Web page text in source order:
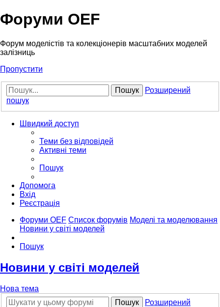
Форуми OEF
Форум моделістів та колекціонерів масштабних моделей
залізниць
Пропустити
Пошук
Розширений
пошук
Швидкий доступ
Теми без відповідей
Активні теми
Пошук
Допомога
Вхід
Реєстрація
Форуми OEF Список форумів Моделі та моделювання
Новини у світі моделей
Пошук
Новини у світі моделей
Нова тема
Пошук
Розширений